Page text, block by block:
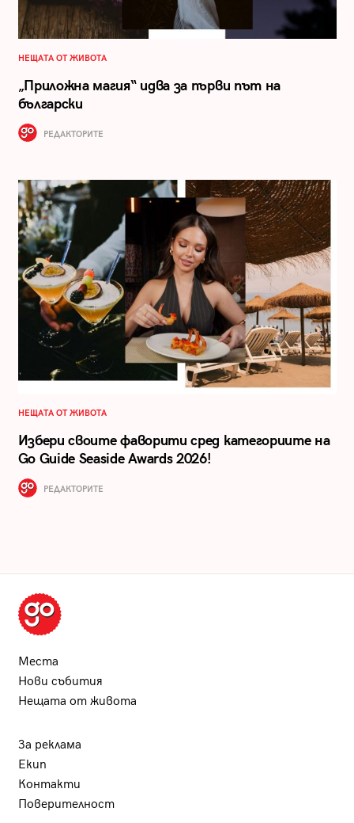
НЕЩАТА ОТ ЖИВОТА
„Приложна магия“ идва за първи път на
български
РЕДАКТОРИТЕ
НЕЩАТА ОТ ЖИВОТА
Избери своите фаворити сред категориите на
Go Guide Seaside Awards 2026!
РЕДАКТОРИТЕ
Места
Нови събития
Нещата от живота
За реклама
Екип
Контакти
Поверителност